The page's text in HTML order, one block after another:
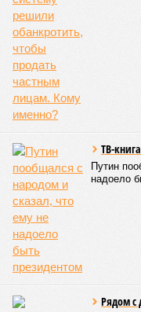
ТВ-
Путин
надоело
Рядом с